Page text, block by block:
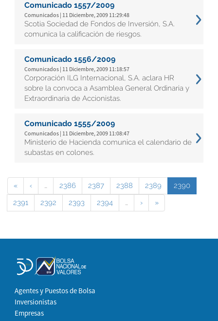
Comunicado 1557/2009
Comunicados | 11 Diciembre, 2009 11:29:48
Scotia Sociedad de Fondos de Inversión, S.A.
comunica la calificación de riesgos.
Comunicado 1556/2009
Comunicados | 11 Diciembre, 2009 11:18:57
Corporación ILG Internacional, S.A. aclara HR
sobre la convoca a Asamblea General Ordinaria y
Extraordinaria de Accionistas.
Comunicado 1555/2009
Comunicados | 11 Diciembre, 2009 11:08:47
Ministerio de Hacienda comunica el calendario de
subastas en colones.
« ‹ … 2386 2387 2388 2389
2390
2391
2392 2393 2394 … › »
Agentes y Puestos de Bolsa
Inversionistas
Empresas